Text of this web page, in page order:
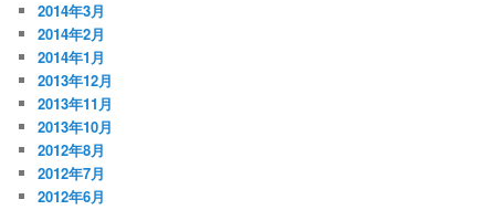
2014年3月
2014年2月
2014年1月
2013年12月
2013年11月
2013年10月
2012年8月
2012年7月
2012年6月